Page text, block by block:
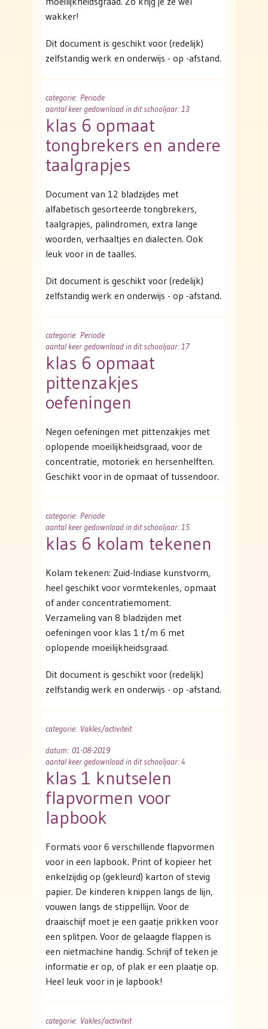
wakker!
Dit document is geschikt voor (redelijk)
zelfstandig werk en onderwijs - op -afstand.
categorie: Periode
aantal keer gedownload in dit schooljaar: 13
klas 6 opmaat
tongbrekers en andere
taalgrapjes
Document van 12 bladzijdes met
alfabetisch gesorteerde tongbrekers,
taalgrapjes, palindromen, extra lange
woorden, verhaaltjes en dialecten. Ook
leuk voor in de taalles.
Dit document is geschikt voor (redelijk)
zelfstandig werk en onderwijs - op -afstand.
categorie: Periode
aantal keer gedownload in dit schooljaar: 17
klas 6 opmaat
pittenzakjes
oefeningen
Negen oefeningen met pittenzakjes met
oplopende moeilijkheidsgraad, voor de
concentratie, motoriek en hersenhelften.
Geschikt voor in de opmaat of tussendoor.
categorie: Periode
aantal keer gedownload in dit schooljaar: 15
klas 6 kolam tekenen
Kolam tekenen: Zuid-Indiase kunstvorm,
heel geschikt voor vormtekenles, opmaat
of ander concentratiemoment.
Verzameling van 8 bladzijden met
oefeningen voor klas 1 t/m 6 met
oplopende moeilijkheidsgraad.
Dit document is geschikt voor (redelijk)
zelfstandig werk en onderwijs - op -afstand.
categorie: Vakles/activiteit
datum: 01-08-2019
aantal keer gedownload in dit schooljaar: 4
klas 1 knutselen
flapvormen voor
lapbook
Formats voor 6 verschillende flapvormen
voor in een lapbook. Print of kopieer het
enkelzijdig op (gekleurd) karton of stevig
papier. De kinderen knippen langs de lijn,
vouwen langs de stippellijn. Voor de
draaischijf moet je een gaatje prikken voor
een splitpen. Voor de gelaagde flappen is
een nietmachine handig. Schrijf of teken je
informatie er op, of plak er een plaatje op.
Heel leuk voor in je lapbook!
categorie: Vakles/activiteit